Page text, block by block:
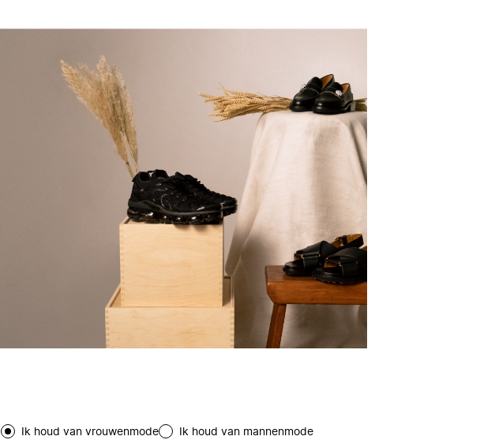
Ik houd van vrouwenmode Ik houd van mannenmode